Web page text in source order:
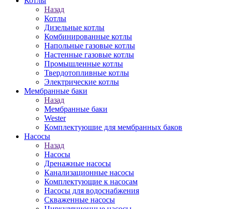
Назад
Котлы
Дизельные котлы
Комбинированные котлы
Напольные газовые котлы
Настенные газовые котлы
Промышленные котлы
Твердотопливные котлы
Электрические котлы
Мембранные баки
Назад
Мембранные баки
Wester
Комплектуюшие для мембранных баков
Насосы
Назад
Насосы
Дренажные насосы
Канализационные насосы
Комплектующие к насосам
Насосы для водоснабжения
Скваженные насосы